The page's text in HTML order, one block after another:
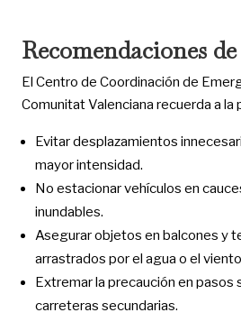
Recomendaciones
El Centro de Coordinación de
Comunitat Valenciana recuerda a la
Evitar desplazamientos
mayor intensidad.
No estacionar vehículos en
inundables.
Asegurar objetos en balcones y
arrastrados por el agua o el
Extremar la precaución en pasos
carreteras secundarias.